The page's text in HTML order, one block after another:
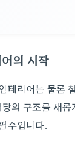
의 시작
테리어는 물론
의 구조를 새롭
수입니다.